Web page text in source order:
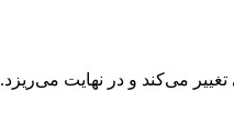
می‌کند و در نهایت می‌ریزد.